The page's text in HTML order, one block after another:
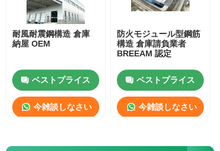
耐風耐震鋼構造 倉庫
納屋 OEM
ベストプライス
今雑談しなさい
防火モジュール型鋼筋
構造 倉庫請負業者
BREEAM 認定
ベストプライス
今雑談しなさい